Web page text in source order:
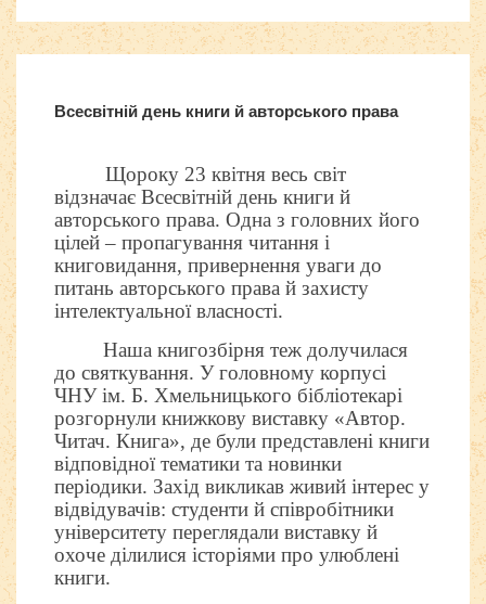
Всесвітній день книги й авторського права
Щороку 23 квітня весь світ
відзначає Всесвітній день книги й
авторського права. Одна з головних його
цілей – пропагування читання і
книговидання, привернення уваги до
питань авторського права й захисту
інтелектуальної власності.
Наша книгозбірня теж долучилася
до святкування. У головному корпусі
ЧНУ ім. Б. Хмельницького бібліотекарі
розгорнули книжкову виставку «Автор.
Читач. Книга», де були представлені книги
відповідної тематики та новинки
періодики. Захід викликав живий інтерес у
відвідувачів: студенти й співробітники
університету переглядали виставку й
охоче ділилися історіями про улюблені
книги.